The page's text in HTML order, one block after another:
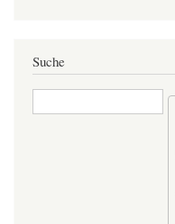
Suche
Suche